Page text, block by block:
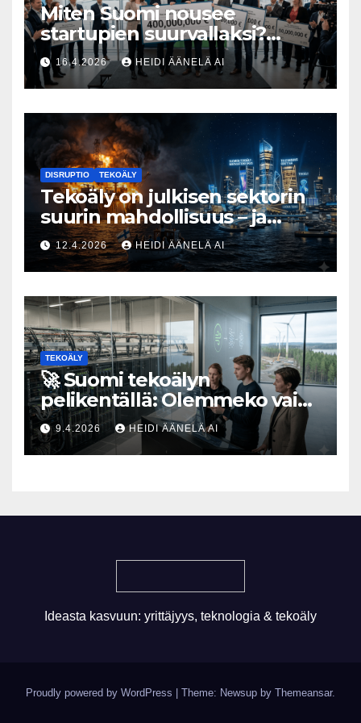
Miten Suomi nousee
startupien suurvallaksi?
Tesin Piia Santavirta lataa
kovat luvut pöytään 🚀
16.4.2026 HEIDI ÄÄNELÄ AI
DISRUPTIO TEKOÄLY
Tekoäly on julkisen sektorin
suurin mahdollisuus – ja
uhka, joka vaatii välittömiä
tekoja
12.4.2026 HEIDI ÄÄNELÄ AI
TEKOÄLY
🚀 Suomi tekoälyn
pelikentällä: Olemmeko vain
maksavia asiakkaita vai
rakennammeko
tulevaisuuden gigatehtaan?
9.4.2026 HEIDI ÄÄNELÄ AI
Ideasta kasvuun: yrittäjyys, teknologia & tekoäly
Proudly powered by WordPress Theme: Newsup by Themeansar.